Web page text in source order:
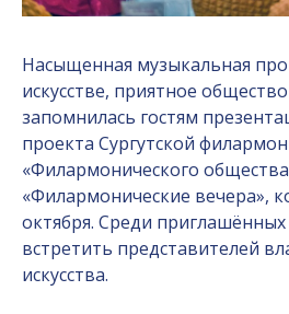
Насыщенная музыкальная
искусстве, приятное
запомнилась гостям
проекта Сургутской
«Филармонического
«Филармонические вечера»,
октября. Среди
встретить представителей
искусства.